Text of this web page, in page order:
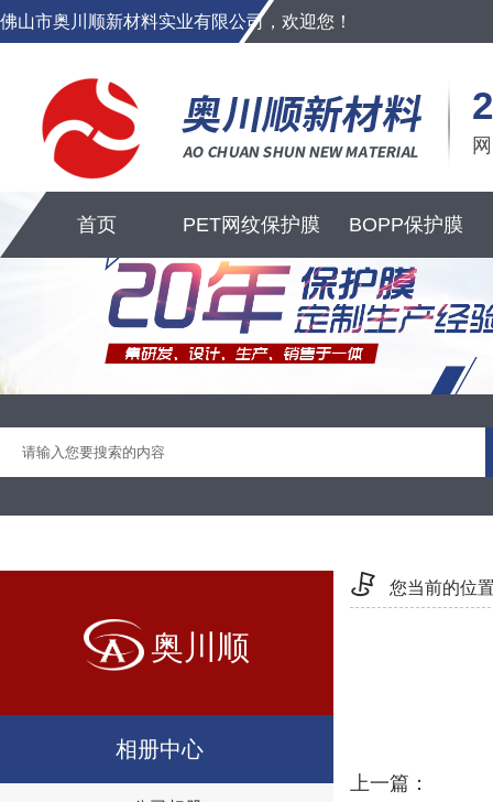
佛山市奥川顺新材料实业有限公司，欢迎您！
首页 PET网纹保护膜 BOPP保护膜
奥川顺
相册中心
您当前的位
上一篇：